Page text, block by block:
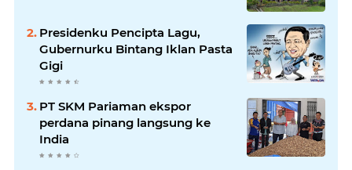
Presidenku Pencipta Lagu,
Gubernurku Bintang Iklan Pasta
Gigi
PT SKM Pariaman ekspor
perdana pinang langsung ke
India